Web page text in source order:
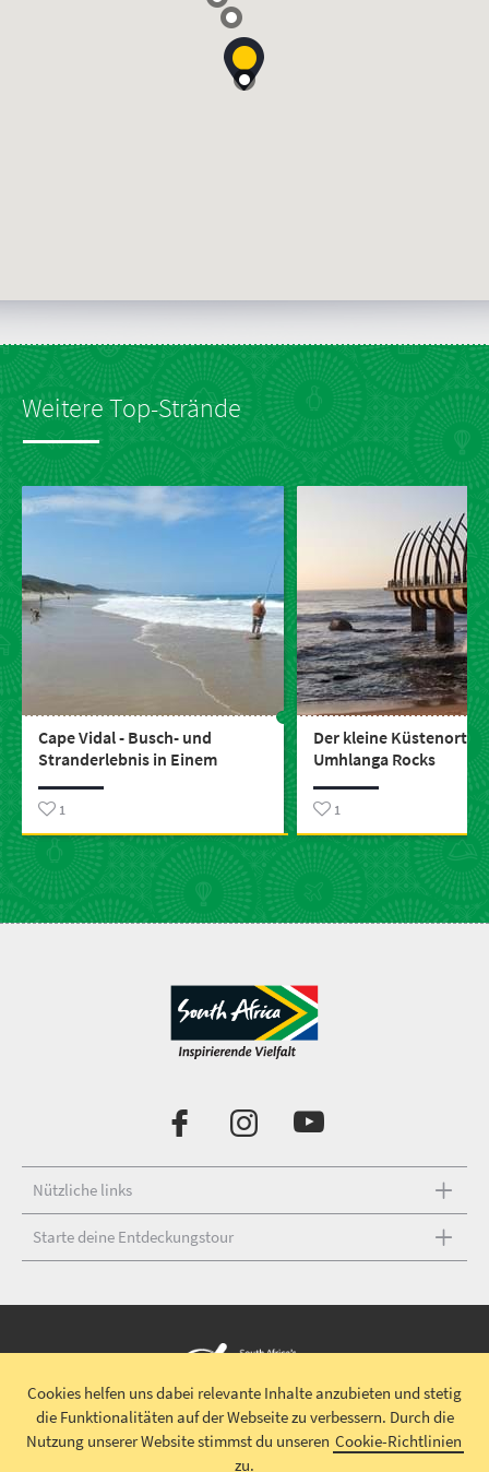
Weitere Top-Strände
Cape Vidal - Busch- und
Stranderlebnis in Einem
1
Der kleine Küstenort
Umhlanga Rocks
1
Nützliche links
Starte deine Entdeckungstour
Urheberrecht © 2026 South African TourismHaftungsausschluss
Datenschutz| Impressum|Allgemeine Geschäftsbedingungen|
Cookies helfen uns dabei relevante Inhalte anzubieten und stetig
die Funktionalitäten auf der Webseite zu verbessern. Durch die
Nutzung unserer Website stimmst du unseren Cookie-Richtlinien
zu.